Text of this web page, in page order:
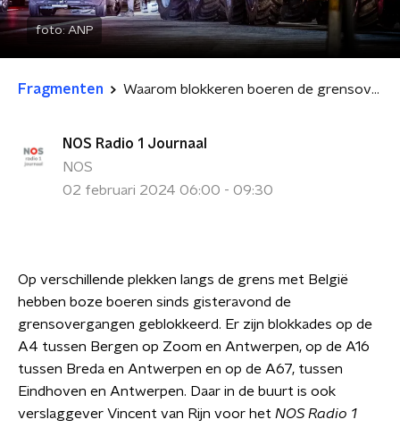
foto:ANP
Fragmenten Waarom blokkeren boeren de grensovergangen?
NOS Radio 1 Journaal
NOS
02 februari 2024 06:00 - 09:30
Op verschillende plekken langs de grens met België
hebben boze boeren sinds gisteravond de
grensovergangen geblokkeerd. Er zijn blokkades op de
A4 tussen Bergen op Zoom en Antwerpen, op de A16
tussen Breda en Antwerpen en op de A67, tussen
Eindhoven en Antwerpen. Daar in de buurt is ook
verslaggever Vincent van Rijn voor het NOS Radio 1